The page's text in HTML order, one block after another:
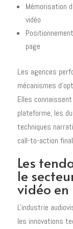
Mémorisation
vidéo
page
Les agences
mécanismes
Elles
plateforme, les
techniques
call-to-action
Les
le
vidéo en
L'industrie
les innovations